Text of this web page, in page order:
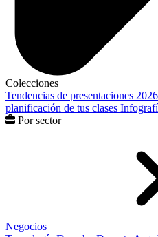
Colecciones
Tendencias de presentaciones 2026
planificación de tus clases
Por sector
Negocios